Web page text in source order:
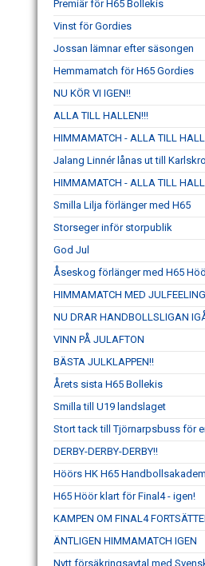
Premiär för H65 Bollekis
Vinst för Gordies
Jossan lämnar efter säsongen
Hemmamatch för H65 Gordies
NU KÖR VI IGEN!!
ALLA TILL HALLEN!!!
HIMMAMATCH - ALLA TILL
Jalang Linnér lånas ut till
HIMMAMATCH - ALLA TILL
Smilla Lilja förlänger med H65
Storseger inför storpublik
God Jul
Åseskog förlänger med H65
HIMMAMATCH MED JULFEELING
NU DRAR HANDBOLLSLIGAN
VINN PÅ JULAFTON
BÄSTA JULKLAPPEN!!
Årets sista H65 Bollekis
Smilla till U19 landslaget
Stort tack till Tjörnarpsbuss för
DERBY-DERBY-DERBY!!
Höörs HK H65
H65 Höör klart för Final4 - igen!
KAMPEN OM FINAL4
ÄNTLIGEN HIMMAMATCH IGEN
Nytt försäkringsavtal med